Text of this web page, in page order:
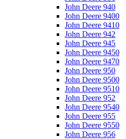
John Deere 940
John Deere 9400
John Deere 9410
John Deere 942
John Deere 945
John Deere 9450
John Deere 9470
John Deere 950
John Deere 9500
John Deere 9510
John Deere 952
John Deere 9540
John Deere 955
John Deere 9550
John Deere 956